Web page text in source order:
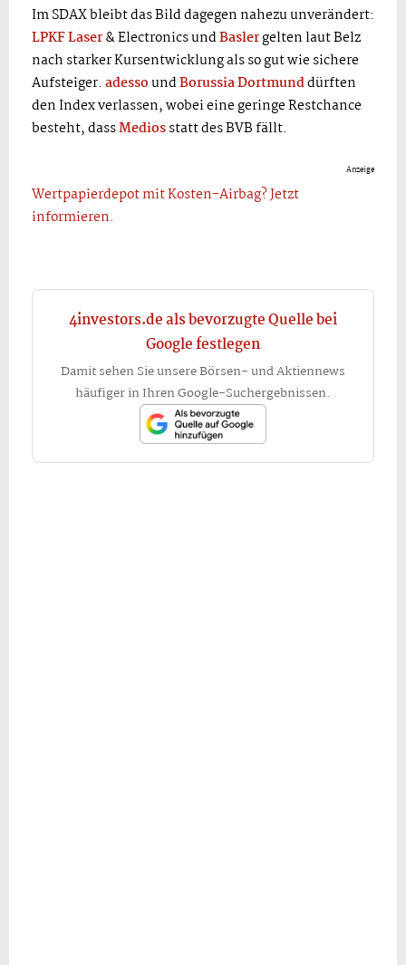
Im SDAX bleibt das Bild dagegen nahezu unverändert:
LPKF Laser& Electronics undBaslergelten laut Belz
nach starker Kursentwicklung als so gut wie sichere
Aufsteiger. adessoundBorussia Dortmunddürften
den Index verlassen, wobei eine geringe Restchance
besteht, dassMediosstatt des BVB fällt.
Anzeige
Wertpapierdepot mit Kosten-Airbag? Jetzt
informieren.
4investors.de als bevorzugte Quelle bei
Google festlegen
Damit sehen Sie unsere Börsen- und Aktiennews
häufiger in Ihren Google-Suchergebnissen.